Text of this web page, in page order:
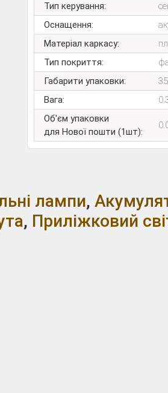
Тип керування:
Оснащення:
Матеріал каркасу:
Тип покриття:
Габарити упаковки:
Вага:
Об'єм упаковки
для Нової пошти (1шт):
лампи,
, Приліжковий